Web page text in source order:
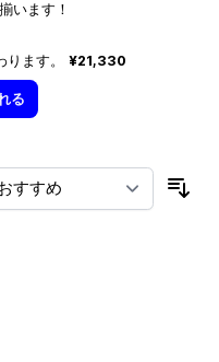
います！
ます。 ¥21,330
る